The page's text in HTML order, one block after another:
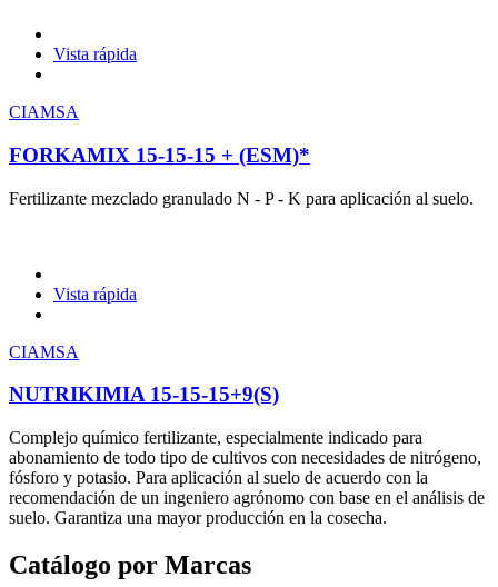
Vista rápida
CIAMSA
FORKAMIX 15-15-15 + (ESM)*
Fertilizante mezclado granulado N - P - K para aplicación al suelo.
Vista rápida
CIAMSA
NUTRIKIMIA 15-15-15+9(S)
Complejo químico fertilizante, especialmente indicado para
abonamiento de todo tipo de cultivos con necesidades de nitrógeno,
fósforo y potasio. Para aplicación al suelo de acuerdo con la
recomendación de un ingeniero agrónomo con base en el análisis de
suelo. Garantiza una mayor producción en la cosecha.
Catálogo por Marcas